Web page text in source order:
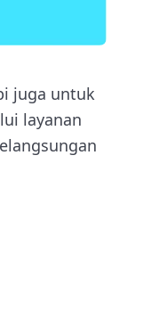
juga untuk
layanan